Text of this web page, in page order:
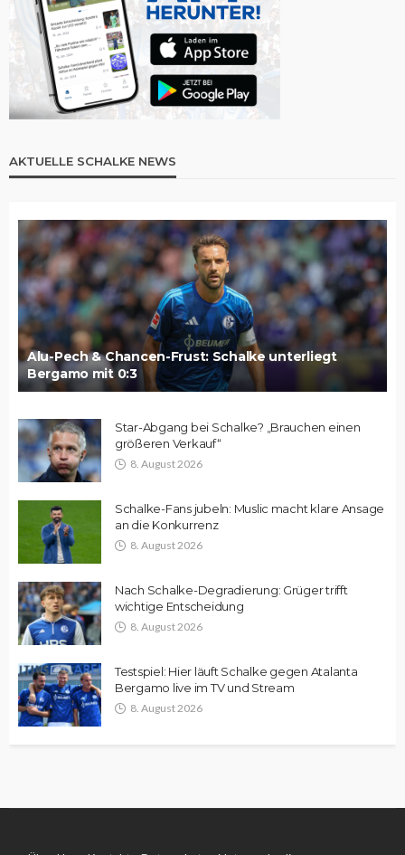
AKTUELLE SCHALKE NEWS
Alu-Pech & Chancen-Frust: Schalke unterliegt
Bergamo mit 0:3
Star-Abgang bei Schalke? „Brauchen einen
größeren Verkauf“
8. August 2026
Schalke-Fans jubeln: Muslic macht klare Ansage
an die Konkurrenz
8. August 2026
Nach Schalke-Degradierung: Grüger trifft
wichtige Entscheidung
8. August 2026
Testspiel: Hier läuft Schalke gegen Atalanta
Bergamo live im TV und Stream
8. August 2026